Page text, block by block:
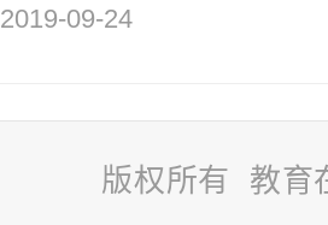
2019-09-24
版权所有 教育